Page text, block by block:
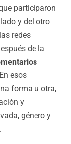
participaron
y del otro
redes
de la
esos
forma u otra,
y
género y